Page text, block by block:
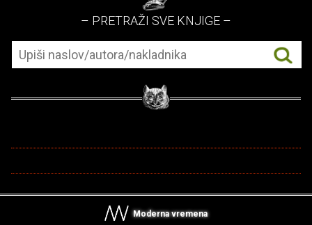
– PRETRAŽI SVE KNJIGE –
Moderna vremena